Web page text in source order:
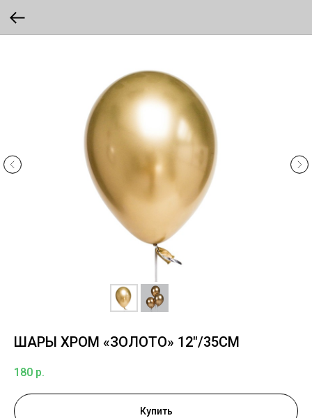
ШАРЫ ХРОМ «ЗОЛОТО» 12"/35СМ
180 р.
Купить